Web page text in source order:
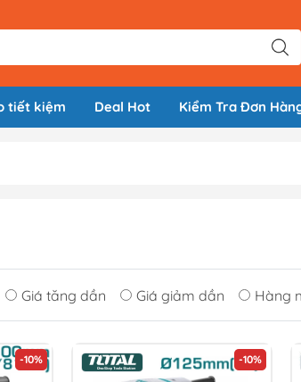
tiết kiệm Deal Hot Kiểm Tra Đơn
Giá tăng dần Giá giảm dần Hàng
-10% -10%